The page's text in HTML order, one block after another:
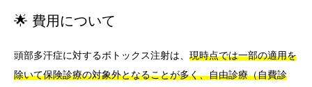
🌟 費用について
頭部多汗症に対するボトックス注射は、 現時点では一部の適用を
除いて保険診療の対象外となることが多く、自由診療（自費診